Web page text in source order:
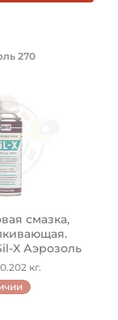
140 мл RHT,
смазка Sil-X
270
смазка,
X Аэрозоль
кг.